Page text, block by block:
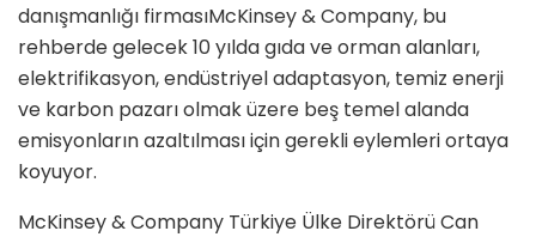
danışmanlığı firmasıMcKinsey & Company, bu
rehberde gelecek 10 yılda gıda ve orman alanları,
elektrifikasyon, endüstriyel adaptasyon, temiz enerji
ve karbon pazarı olmak üzere beş temel alanda
emisyonların azaltılması için gerekli eylemleri ortaya
koyuyor.
McKinsey & Company Türkiye Ülke Direktörü Can